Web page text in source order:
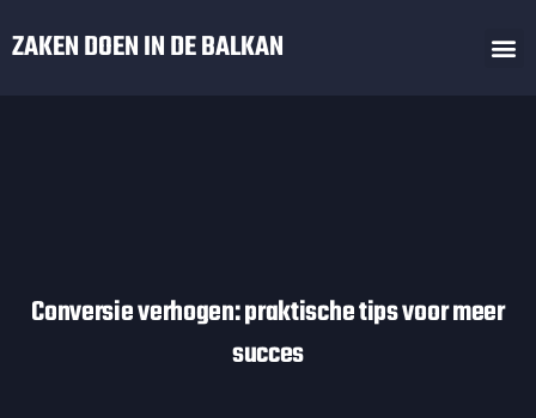
toZAKEN DOEN IN DE BALKAN
Conversie verhogen: praktische tips voor meer
succes